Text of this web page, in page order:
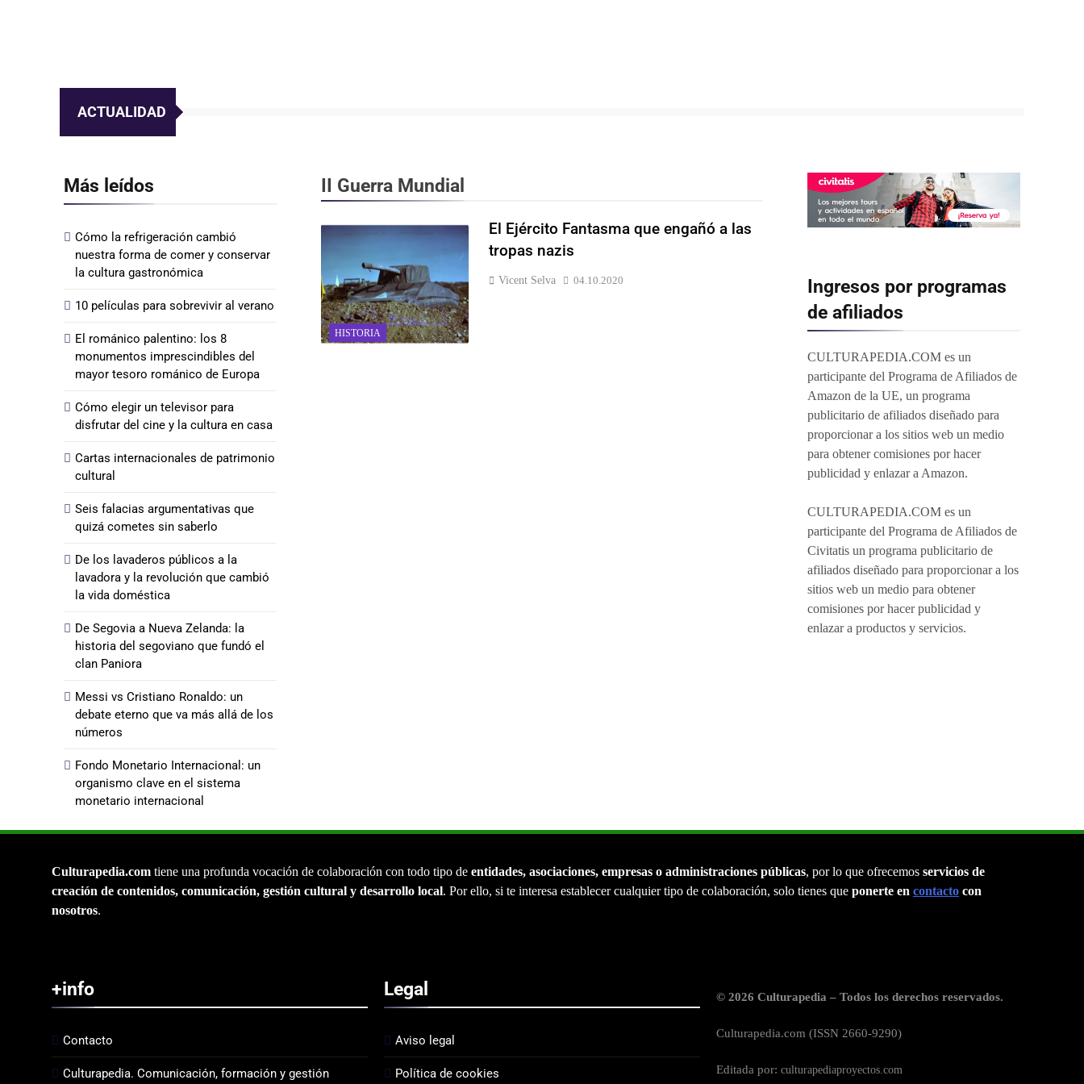
ACTUALIDAD
Más leídos
Cómo la refrigeración cambió
nuestra forma de comer y conservar
la cultura gastronómica
10 películas para sobrevivir al verano
El románico palentino: los 8
monumentos imprescindibles del
mayor tesoro románico de Europa
Cómo elegir un televisor para
disfrutar del cine y la cultura en casa
Cartas internacionales de patrimonio
cultural
Seis falacias argumentativas que
quizá cometes sin saberlo
De los lavaderos públicos a la
lavadora y la revolución que cambió
la vida doméstica
De Segovia a Nueva Zelanda: la
historia del segoviano que fundó el
clan Paniora
Messi vs Cristiano Ronaldo: un
debate eterno que va más allá de los
números
Fondo Monetario Internacional: un
organismo clave en el sistema
monetario internacional
II Guerra Mundial
HISTORIA
El Ejército Fantasma que engañó a las
tropas nazis
Vicent Selva 04.10.2020
Ingresos por programas
de afiliados
CULTURAPEDIA.COM es un
participante del Programa de Afiliados de
Amazon de la UE, un programa
publicitario de afiliados diseñado para
proporcionar a los sitios web un medio
para obtener comisiones por hacer
publicidad y enlazar a Amazon.
CULTURAPEDIA.COM es un
participante del Programa de Afiliados de
Civitatis un programa publicitario de
afiliados diseñado para proporcionar a los
sitios web un medio para obtener
comisiones por hacer publicidad y
enlazar a productos y servicios.
Culturapedia.com tiene una profunda vocación de colaboración con todo tipo de entidades, asociaciones, empresas o administraciones públicas, por lo que ofrecemos servicios de
creación de contenidos, comunicación, gestión cultural y desarrollo local. Por ello, si te interesa establecer cualquier tipo de colaboración, solo tienes que ponerte en contacto con
nosotros.
+info
Contacto
Culturapedia. Comunicación, formación y gestión
Legal
Aviso legal
Política de cookies
© 2026 Culturapedia – Todos los derechos reservados.
Culturapedia.com (ISSN 2660-9290)
Editada por: culturapediaproyectos.com